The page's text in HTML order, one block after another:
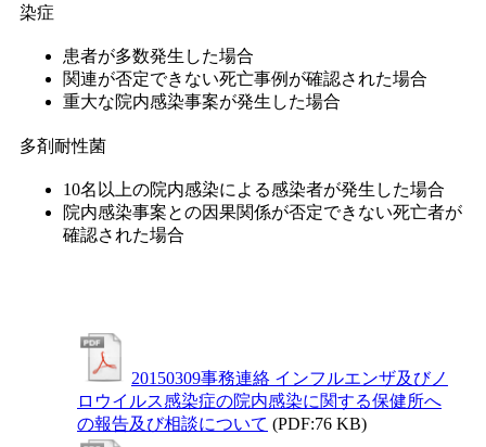
染症
患者が多数発生した場合
関連が否定できない死亡事例が確認された場合
重大な院内感染事案が発生した場合
多剤耐性菌
10名以上の院内感染による感染者が発生した場合
院内感染事案との因果関係が否定できない死亡者が
確認された場合
20150309事務連絡 インフルエンザ及びノ
ロウイルス感染症の院内感染に関する保健所へ
の報告及び相談について (PDF:76 KB)